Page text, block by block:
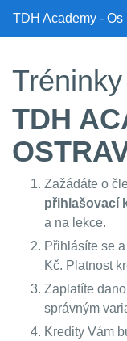
TDH Academy - Os
Tréninky
TDH
Zažádáte o
přihlašovací
a na lekce.
Přihlásíte se
Kč. Platnost
Zaplatíte
správným
Kredity Vám